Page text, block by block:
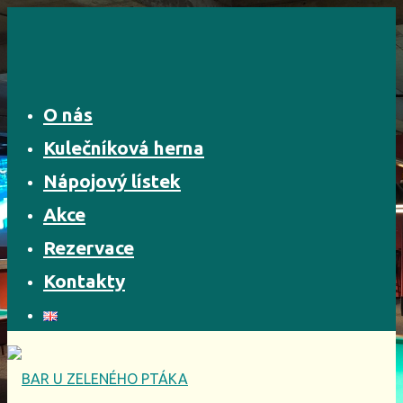
Skip
content
O nás
Kulečníková herna
Nápojový lístek
Akce
Rezervace
Kontakty